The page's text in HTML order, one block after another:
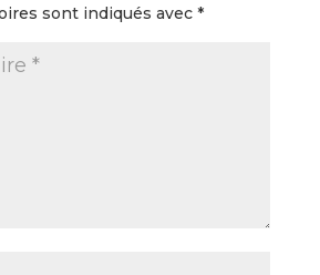
sont indiqués avec *